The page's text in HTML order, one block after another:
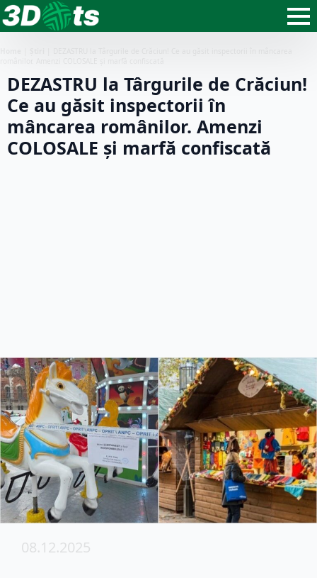
DEZASTRU la Târgurile de Crăciun!
Ce au găsit inspectorii în
mâncarea românilor. Amenzi
COLOSALE și marfă confiscată
08.12.2025